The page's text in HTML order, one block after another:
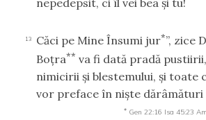
13 Căci pe Mine Însumi jur*”, zice
Boţra** va fi dată pradă
nimicirii şi blestemului, şi toate
vor preface în nişte dărâmături
* Gen 22:16 Isa 45:23